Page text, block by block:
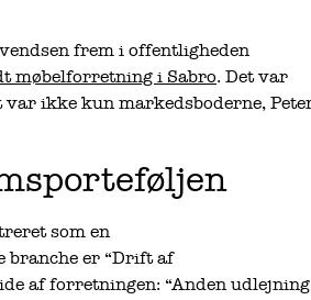
frem i offentligheden
møbelforretning i Sabro. Det var
ikke kun markedsboderne,
som en
branche er “Drift af
af forretningen: “Anden udlejning